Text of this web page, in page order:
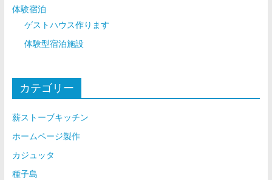
体験宿泊
ゲストハウス作ります
体験型宿泊施設
カテゴリー
薪ストーブキッチン
ホームページ製作
カジュッタ
種子島